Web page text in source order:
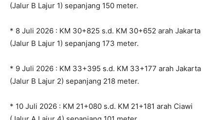
(Jalur B Lajur 1) sepanjang 150 meter.
* 8 Juli 2026 : KM 30+825 s.d. KM 30+652 arah Jakarta
(Jalur B Lajur 1) sepanjang 173 meter.
* 9 Juli 2026 : KM 33+395 s.d. KM 33+177 arah Jakarta
(Jalur B Lajur 2) sepanjang 218 meter.
* 10 Juli 2026 : KM 21+080 s.d. KM 21+181 arah Ciawi